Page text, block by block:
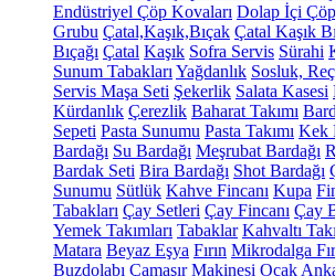
Endüstriyel Çöp Kovaları Dolap İçi
Grubu Çatal,Kaşık,Bıçak Çatal Kaşık
Bıçağı Çatal Kaşık Sofra Servis Sürahi
Sunum Tabakları Yağdanlık Sosluk,
Servis Maşa Seti Şekerlik Salata Kasesi
Kürdanlık Çerezlik Baharat Takımı
Sepeti Pasta Sunumu Pasta Takımı Kek
Bardağı Su Bardağı Meşrubat Bardağı
Bardak Seti Bira Bardağı Shot Bardağı
Sunumu Sütlük Kahve Fincanı Kupa
Tabakları Çay Setleri Çay Fincanı Çay
Yemek Takımları Tabaklar Kahvaltı
Matara Beyaz Eşya Fırın Mikrodalga
Buzdolabı Çamaşır Makinesi Ocak